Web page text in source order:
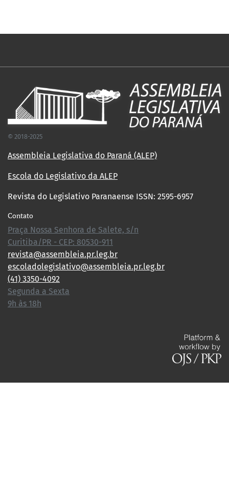
© 2018-2025
Assembleia Legislativa do Paraná (ALEP)
Escola do Legislativo da ALEP
Revista do Legislativo Paranaense ISSN: 2595-6957
Contato
Praça Nossa Senhora de Salete, s/n
Curitiba/PR - CEP: 80530-911
revista@assembleia.pr.leg.br
escoladolegislativo@assembleia.pr.leg.br
(41) 3350-4092
Segunda a Sexta
9h às 18h